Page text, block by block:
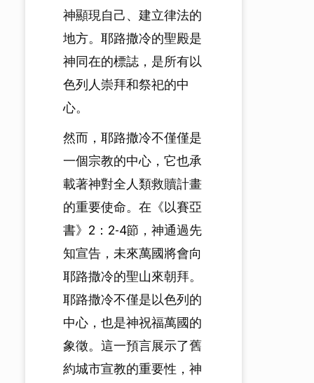
神顯現自己、建立律法的
地方。耶路撒冷的聖殿是
神同在的標誌，是所有以
色列人崇拜和祭祀的中
心。
然而，耶路撒冷不僅僅是
一個宗教的中心，它也承
載著神對全人類救贖計畫
的重要使命。在《以賽亞
書》2：2-4節，神通過先
知宣告，未來萬國將會向
耶路撒冷的聖山來朝拜。
耶路撒冷不僅是以色列的
中心，也是神祝福萬國的
象徵。這一預言展示了舊
約城市宣教的重要性，神